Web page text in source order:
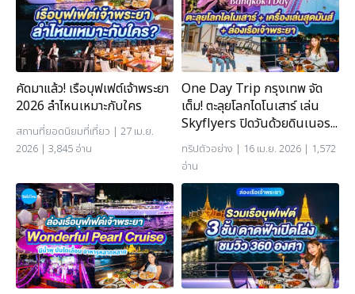
คัดมาแล้ว! เรือบุฟเฟต์เจ้าพระยา
2026 ลำไหนเหมาะกับใคร
สถานที่ยอดนิยมที่เที่ยว | 27 เม.ย.
2026 | 3,845 อ่าน
One Day Trip กรุงเทพ จัด
เต็ม! ตะลุยโลกไดโนเสาร์ เล่น
Skyflyers ปิดวันด้วยดินเนอร...
ทริปตัวอย่าง | 16 เม.ย. 2026 | 1,572
อ่าน